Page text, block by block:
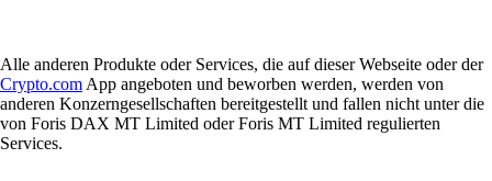
Alle anderen Produkte oder Services, die auf dieser Webseite oder der
Crypto.com App angeboten und beworben werden, werden von
anderen Konzerngesellschaften bereitgestellt und fallen nicht unter die
von Foris DAX MT Limited oder Foris MT Limited regulierten
Services.